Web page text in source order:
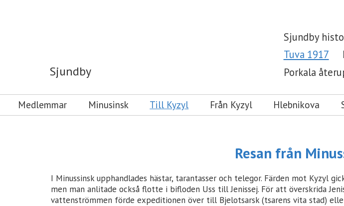
Sjundby
Sjundby
Tuva 1917
Porkala
Medlemmar Minusinsk Till Kyzyl Från Kyzyl Hlebnikova
Resan från
I Minussinsk upphandlades hästar, tarantasser och telegor. Färden mot Kyzyl
men man anlitade också flotte i bifloden Uss till Jenissej. För att överskrida
vattenströmmen förde expeditionen över till Bjelotsarsk (tsarens vita stad)